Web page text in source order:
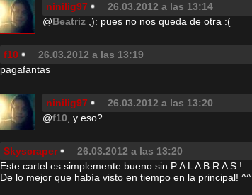
ninilig97 26.03.2012 a las 13:14
@Beatriz ,): pues no nos queda de otra :(
f10 26.03.2012 a las 13:19
pagafantas
ninilig97 26.03.2012 a las 13:20
@f10 , y eso?
Skyscraper 26.03.2012 a las 13:20
Este cartel es simplemente bueno sin P A L A B R A S !
De lo mejor que había visto en tiempo en la principal! ^^